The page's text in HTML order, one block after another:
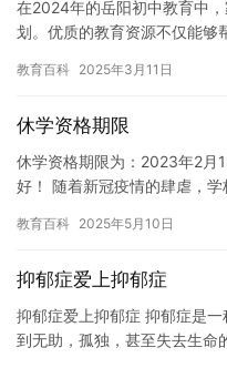
在2024年的岳阳初中教育中
划。优质的教育资源不仅能够
希…
教育百科 2025年3月11日
休学资格期限
休学资格期限为：2023年2月
好！ 随着新冠疫情的肆虐，
教育百科 2025年5月10日
抑郁症爱上抑郁症
抑郁症爱上抑郁症 抑郁症是
到无助，孤独，甚至失去生命